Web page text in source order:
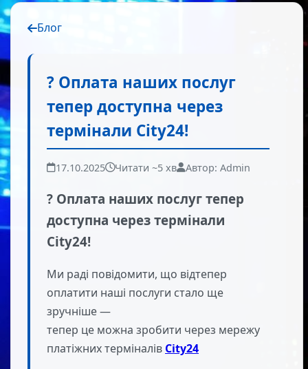
Блог
? Оплата наших послуг
тепер доступна через
термінали City24!
17.10.2025 Читати ~5 хв Автор: Admin
? Оплата наших послуг тепер
доступна через термінали
City24!
Ми раді повідомити, що відтепер
оплатити наші послуги стало ще
зручніше —
тепер це можна зробити через мережу
платіжних терміналів City24